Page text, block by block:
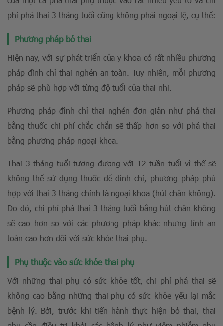
phí phá thai 3 tháng tuổi cũng không phải ngoại lệ, cụ thể:
Phương pháp bỏ thai
Hiện nay, với sự phát triển của y khoa có rất nhiều phương
pháp đình chỉ thai nghén an toàn. Tuy nhiên, mỗi phương
pháp sẽ phù hợp với từng độ tuổi của thai nhi.
Phương pháp đình chỉ thai nghén đơn giản như phá thai
bằng thuốc chi phí chắc chắn sẽ thấp hơn so với phá thai
bằng phương pháp ngoại khoa.
Thai 3 tháng tuổi tương đương với 12 tuần tuổi vì thế sẽ
không thể sử dụng thuốc để đình chỉ, phương pháp phù
hợp với thai 3 tháng chính là ngoại khoa (hút chân không).
Do đó, chi phí phá thai 3 tháng tuổi bằng hút chân không
sẽ cao hơn so với các phương pháp khác nhưng tính an
toàn cao hơn đối với sức khỏe thai phụ.
Phụ thuộc vào sức khỏe thai phụ
Với những thai phụ có sức khỏe tốt, chi phí phá thai sẽ
không cao bằng những thai phụ có sức khỏe yếu lại mắc
bệnh lý. Bởi, trước khi tiến hành thực hiện bỏ thai, thai